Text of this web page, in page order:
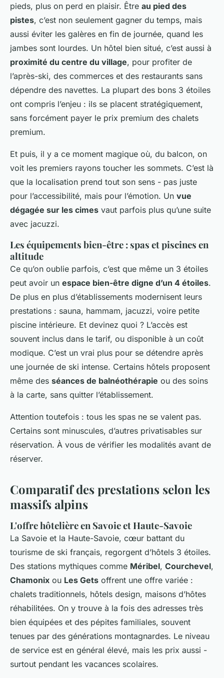
pieds, plus on perd en plaisir. Être au pied des
pistes, c’est non seulement gagner du temps, mais
aussi éviter les galères en fin de journée, quand les
jambes sont lourdes. Un hôtel bien situé, c’est aussi à
proximité du centre du village, pour profiter de
l’après-ski, des commerces et des restaurants sans
dépendre des navettes. La plupart des bons 3 étoiles
ont compris l’enjeu : ils se placent stratégiquement,
sans forcément payer le prix premium des chalets
premium.
Et puis, il y a ce moment magique où, du balcon, on
voit les premiers rayons toucher les sommets. C’est là
que la localisation prend tout son sens - pas juste
pour l’accessibilité, mais pour l’émotion. Un vue
dégagée sur les cimes vaut parfois plus qu’une suite
avec jacuzzi.
Les équipements bien-être : spas et piscines en
altitude
Ce qu’on oublie parfois, c’est que même un 3 étoiles
peut avoir un espace bien-être digne d’un 4 étoiles.
De plus en plus d’établissements modernisent leurs
prestations : sauna, hammam, jacuzzi, voire petite
piscine intérieure. Et devinez quoi ? L’accès est
souvent inclus dans le tarif, ou disponible à un coût
modique. C’est un vrai plus pour se détendre après
une journée de ski intense. Certains hôtels proposent
même des séances de balnéothérapie ou des soins
à la carte, sans quitter l’établissement.
Attention toutefois : tous les spas ne se valent pas.
Certains sont minuscules, d’autres privatisables sur
réservation. À vous de vérifier les modalités avant de
réserver.
Comparatif des prestations selon les
massifs alpins
L'offre hôtelière en Savoie et Haute-Savoie
La Savoie et la Haute-Savoie, cœur battant du
tourisme de ski français, regorgent d’hôtels 3 étoiles.
Des stations mythiques comme Méribel, Courchevel,
Chamonix ou Les Gets offrent une offre variée :
chalets traditionnels, hôtels design, maisons d’hôtes
réhabilitées. On y trouve à la fois des adresses très
bien équipées et des pépites familiales, souvent
tenues par des générations montagnardes. Le niveau
de service est en général élevé, mais les prix aussi -
surtout pendant les vacances scolaires.